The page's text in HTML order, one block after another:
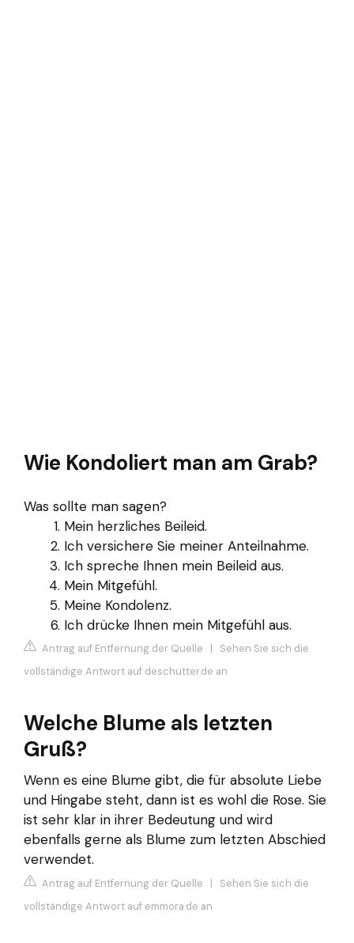
Wie Kondoliert man am Grab?
Was sollte man sagen?
Mein herzliches Beileid.
Ich versichere Sie meiner Anteilnahme.
Ich spreche Ihnen mein Beileid aus.
Mein Mitgefühl.
Meine Kondolenz.
Ich drücke Ihnen mein Mitgefühl aus.
Antrag auf Entfernung der Quelle | Sehen Sie sich die
vollständige Antwort auf deschutter.de an
Welche Blume als letzten
Gruß?
Wenn es eine Blume gibt, die für absolute Liebe
und Hingabe steht, dann ist es wohl die Rose. Sie
ist sehr klar in ihrer Bedeutung und wird
ebenfalls gerne als Blume zum letzten Abschied
verwendet.
Antrag auf Entfernung der Quelle | Sehen Sie sich die
vollständige Antwort auf emmora.de an